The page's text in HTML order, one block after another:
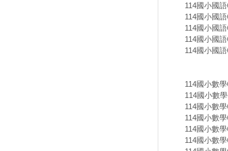
114國小國
114國小國
114國小國
114國小國
114國小國
114國小數
114國小數
114國小數
114國小數
114國小數
114國小數